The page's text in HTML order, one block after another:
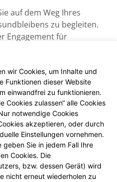
auf dem Weg Ihres
zu begleiten.
Engagement für
der
e. V. Schauen Sie gerne
wir Cookies, um Inhalte und
Funktionen dieser Website
einwandfrei zu funktionieren.
Cookies zulassen“ alle Cookies
notwendige Cookies
akzeptieren, oder durch
Einstellungen vornehmen.
Sie in jedem Fall Ihre
Cookies. Die
bzw. dessen Gerät) wird
nicht erneut wiederholen zu